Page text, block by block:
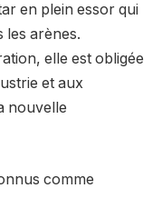
en plein essor qui
les arènes.
elle est obligée
et aux
nouvelle
comme